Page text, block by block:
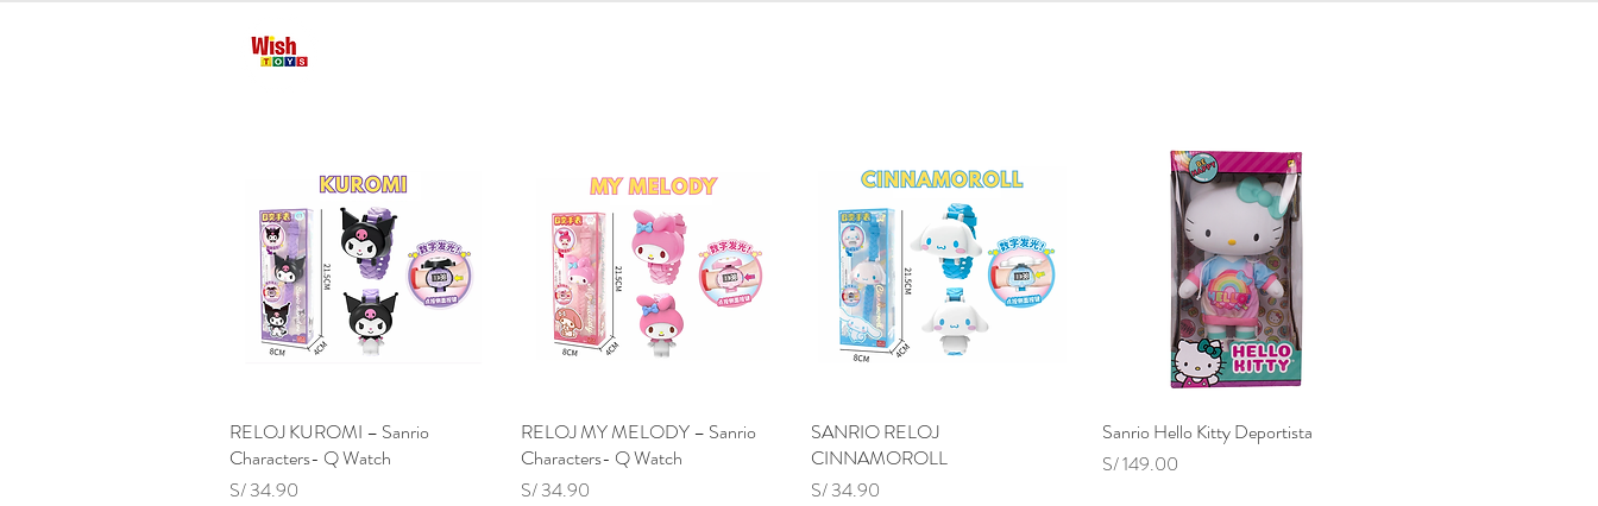
Vista rápida
RELOJ KUROMI – Sanrio
Characters- Q Watch
Precio
S/ 34.90
Vista rápida
RELOJ MY MELODY – Sanrio
Characters- Q Watch
Precio
S/ 34.90
Vista rápida
SANRIO RELOJ
CINNAMOROLL
Precio
S/ 34.90
Vista rápida
Sanrio Hello Kitty Deportista
Precio
S/ 149.00